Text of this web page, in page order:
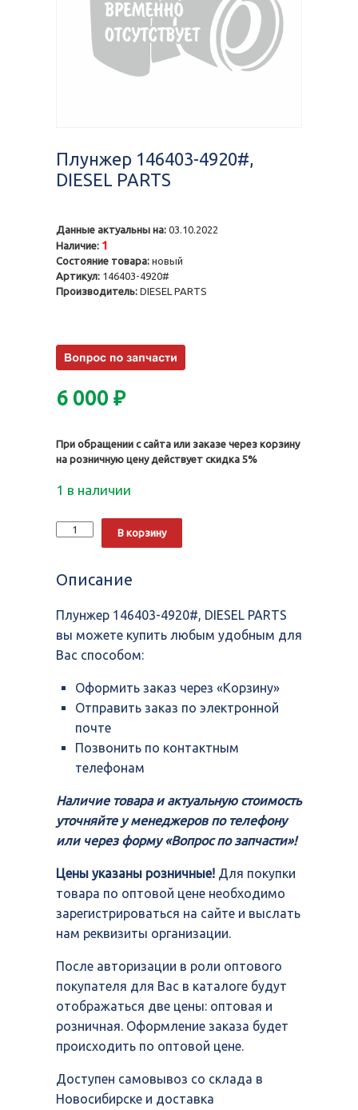
Плунжер 146403-4920#,
DIESEL PARTS
Данные актуальны на: 03.10.2022
Наличие: 1
Состояние товара: новый
Артикул: 146403-4920#
Производитель: DIESEL PARTS
6 000 ₽
При обращении с сайта или заказе через корзину
на розничную цену действует скидка 5%
1 в наличии
Количество
Плунжер
DIESEL
В корзину
Описание
Плунжер 146403-4920#, DIESEL PARTS
вы можете купить любым удобным для
Вас способом:
Оформить заказ через «Корзину»
Отправить заказ по электронной
почте
Позвонить по контактным
телефонам
Наличие товара и актуальную стоимость
уточняйте у менеджеров по телефону
или через форму «Вопрос по запчасти»!
Цены указаны розничные! Для покупки
товара по оптовой цене необходимо
зарегистрироваться на сайте и выслать
нам реквизиты организации.
После авторизации в роли оптового
покупателя для Вас в каталоге будут
отображаться две цены: оптовая и
розничная. Оформление заказа будет
происходить по оптовой цене.
Доступен самовывоз со склада в
Новосибирске и доставка